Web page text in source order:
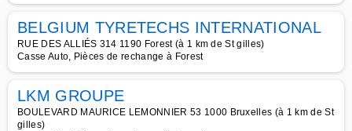
BELGIUM TYRETECHS INTERNATIONAL
RUE DES ALLIÉS 314 1190 Forest (à 1 km de St gilles)
Casse Auto, Pièces de rechange à Forest
LKM GROUPE
BOULEVARD MAURICE LEMONNIER 53 1000 Bruxelles (à 1 km de St
gilles)